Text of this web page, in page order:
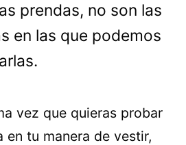
prendas, no son las
en las que podemos
vez que quieras probar
en tu manera de vestir,